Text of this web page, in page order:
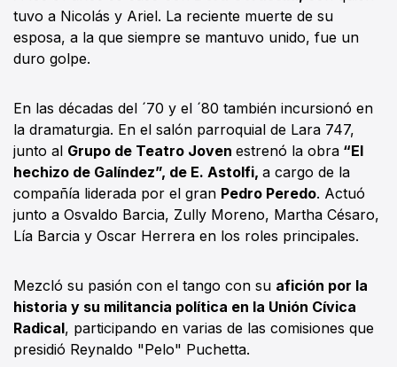
tuvo a Nicolás y Ariel. La reciente muerte de su
esposa, a la que siempre se mantuvo unido, fue un
duro golpe.
En las décadas del ´70 y el ´80 también incursionó en
la dramaturgia. En el salón parroquial de Lara 747,
junto al Grupo de Teatro Joven estrenó la obra “El
hechizo de Galíndez”, de E. Astolfi, a cargo de la
compañía liderada por el gran Pedro Peredo. Actuó
junto a Osvaldo Barcia, Zully Moreno, Martha Césaro,
Lía Barcia y Oscar Herrera en los roles principales.
Mezcló su pasión con el tango con su afición por la
historia y su militancia política en la Unión Cívica
Radical, participando en varias de las comisiones que
presidió Reynaldo "Pelo" Puchetta.